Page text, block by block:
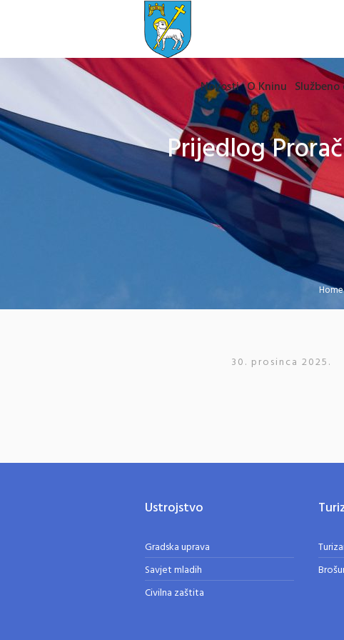
Novosti O Kninu
Prijedlog
Home
30. prosinca 2025.
Ustrojstvo
Gradska uprava
Savjet mladih
Civilna zaštita